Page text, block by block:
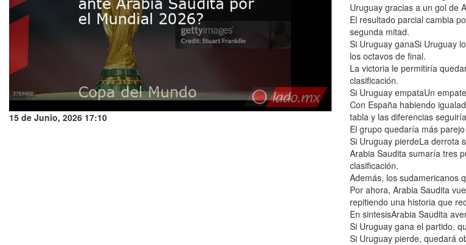
15 de Junio, 2026 17:10
Uruguay gracias a un gol de
El resultado parcial cambia
segunda mitad.
Si Uruguay ganaSi Uruguay
los octavos de final.
La victoria le permitiría
clasificación.
Si Uruguay empataUn
Con España habiendo
tabla y las diferencias
El grupo quedaría más
Si Uruguay pierdeLa derrota
Arabia Saudita sumaría tres
clasificación.
Además, los sudamericanos
Por ahora, Arabia Saudita
repitiendo una historia que
En sintesisArabia Saudita
Si Uruguay gana el partido,
Si Uruguay pierde, quedará